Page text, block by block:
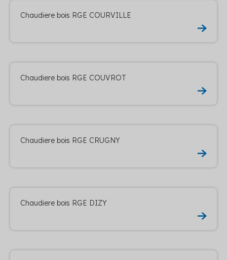
Chaudiere bois RGE COURVILLE
Chaudiere bois RGE COUVROT
Chaudiere bois RGE CRUGNY
Chaudiere bois RGE DIZY